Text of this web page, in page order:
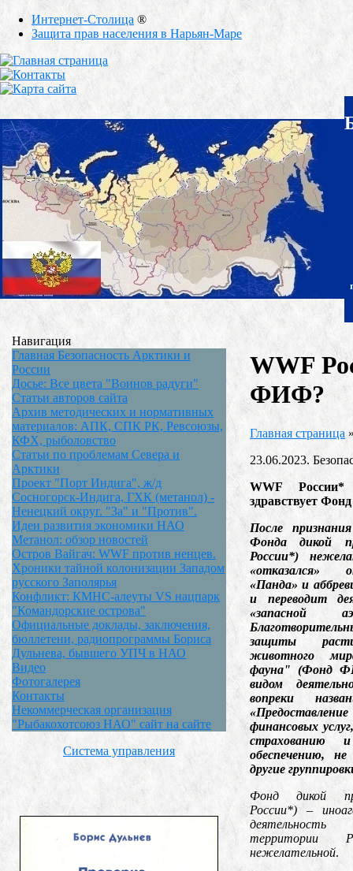
Интернет-Столица ®
Защита прав населения в Нарьян-Маре
Навигация
Главная Безопасность Арктики и
России
Досье: Все цвета "Воинов радуги"
Статьи авторов сайта
Архив методических и нормативных
материалов: АПК, СПК РК, Ревсоюзы,
КФХ, рыболовство
Статьи по проблемам Севера и
Арктики
Проект "Порт Индига", ж/д
Сосногорск-Индига, ГХК (метанол) -
Ненецкий округ. "За" и "Против".
Идеи развития экономики НАО
Метанол: обзор новостей
Остров Вайгач: WWF против ненцев.
Хроники тайной колонизации Западом
русского Заполярья
Конфликт: КМНС-алеуты VS нацпарк
"Командорские острова"
Официальные доклады, заключения,
бюллетени, радиопрограммы Бориса
Дульнева, бывшего УПЧ в НАО
Видео
Фотогалерея
Контакты
Некоммерческая организация
"Рыбакохотсоюз НАО" сайт на сайте
Система управления
WWF
ФИФ?
Главная страница
23.06.2023.
WWF
здравствует
После
Фонда дикой
России*)
«отказался»
«Панда» и
и переводит
«запасной
защиты
животного
фауна" (Фонд
видом
вопреки
финансовых
страхованию
обеспечению,
другие
Фонд дикой
России*) –
территории
нежелательной.